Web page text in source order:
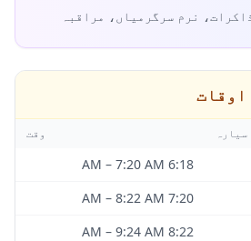
نرم سرگرمیاں، مراقبہ
اوقات
سیارہ وقت
6:18 AM
– 7:20 AM
7:20 AM
– 8:22 AM
8:22 AM
– 9:24 AM